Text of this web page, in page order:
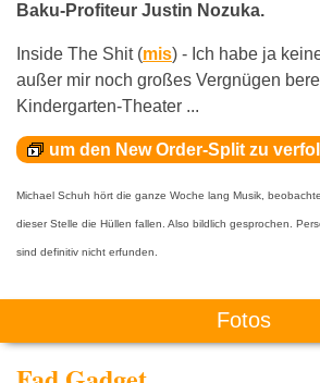
Baku-Profiteur Justin Nozuka.
Inside The Shit (mis) - Ich habe ja
außer mir noch großes Vergnügen
Kindergarten-Theater ...
um den New Order-Split zu
Michael Schuh hört die ganze Woche lang Musik,
dieser Stelle die Hüllen fallen. Also bildlich gesprochen.
sind definitiv nicht erfunden.
Fotos